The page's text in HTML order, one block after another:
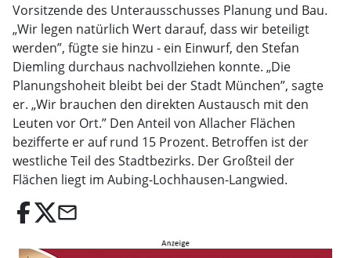
Vorsitzende des Unterausschusses Planung und Bau.
„Wir legen natürlich Wert darauf, dass wir beteiligt
werden”, fügte sie hinzu - ein Einwurf, den Stefan
Diemling durchaus nachvollziehen konnte. „Die
Planungshoheit bleibt bei der Stadt München”, sagte
er. „Wir brauchen den direkten Austausch mit den
Leuten vor Ort.” Den Anteil von Allacher Flächen
bezifferte er auf rund 15 Prozent. Betroffen ist der
westliche Teil des Stadtbezirks. Der Großteil der
Flächen liegt im Aubing-Lochhausen-Langwied.
email